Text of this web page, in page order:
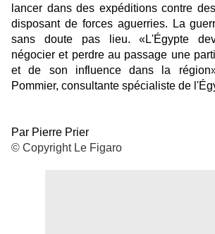
lancer dans des expéditions contre
disposant de forces aguerries. La
sans doute pas lieu. «L'Égypte
négocier et perdre au passage une
et de son influence dans la
Pommier, consultante spécialiste de
Par Pierre Prier
© Copyright Le Figaro